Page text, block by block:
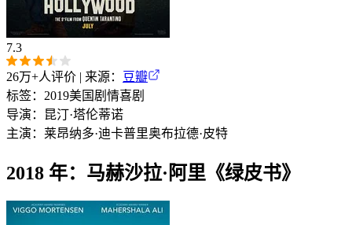
7.3
26万+人评价 | 来源：
豆瓣
标签： 2019美国 剧情喜剧
导演：
昆汀·塔伦蒂诺
主演： 莱昂纳多·迪卡普里奥布拉德·皮特
2018 年：马赫沙拉·阿里《绿皮书》